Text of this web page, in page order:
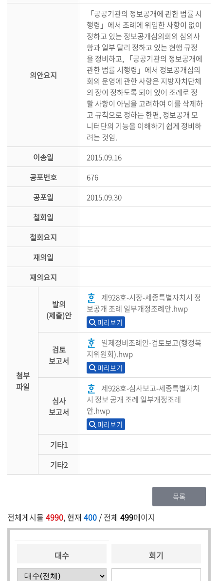
공
의안요지
「공공기관의 정보공개에 관한 법률 시
행령」에서 조례에 위임한 사항이 없이
정하고 있는 정보공개심의회의 심의사
항과 일부 달리 정하고 있는 현행 규정
을 정비하고, 「공공기관의 정보공개에
관한 법률 시행령」에서 정보공개심의
회의 운영에 관한 사항은 지방자치단체
의 장이 정하도록 되어 있어 조례로 정
할 사항이 아님을 고려하여 이를 삭제하
고 규칙으로 정하는 한편, 정보공개 모
니터단의 기능을 이해하기 쉽게 정비하
려는 것임.
이송일
2015.09.16
공포번호
676
공포일
2015.09.30
철회일
철회요지
재의일
재의요지
첨부
파일
발의
(제출)안
제928호-시장-세종특별자치시 정
보공개 조례 일부개정조례안.hwp
미리보기
검토
보고서
일제정비조례안-검토보고(행정복
지위원회).hwp
미리보기
심사
보고서
제928호-심사보고-세종특별자치
시 정보 공개 조례 일부개정조례
안.hwp
미리보기
기타1
기타2
목록
전체게시물 4990, 현재 400 / 전체 499페이지
대수 회기